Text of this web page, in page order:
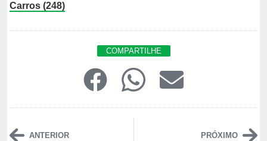
Carros (248)
COMPARTILHE
ANTERIOR PRÓXIMO